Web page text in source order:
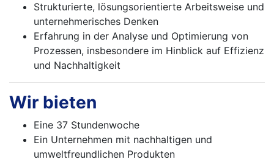
Strukturierte, lösungsorientierte Arbeitsweise und
unternehmerisches Denken
Erfahrung in der Analyse und Optimierung von
Prozessen, insbesondere im Hinblick auf Effizienz
und Nachhaltigkeit
Wir bieten
Eine 37 Stundenwoche
Ein Unternehmen mit nachhaltigen und
umweltfreundlichen Produkten